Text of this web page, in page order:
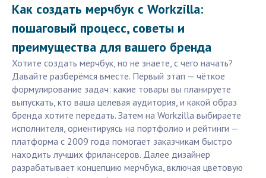
Как создать мерчбук с Workzilla:
пошаговый процесс, советы и
преимущества для вашего бренда
Хотите создать мерчбук, но не знаете, с чего начать?
Давайте разберёмся вместе. Первый этап — чёткое
формулирование задач: какие товары вы планируете
выпускать, кто ваша целевая аудитория, и какой образ
бренда хотите передать. Затем на Workzilla выбираете
исполнителя, ориентируясь на портфолио и рейтинги —
платформa с 2009 года помогает заказчикам быстро
находить лучших фрилансеров. Далее дизайнер
разрабатывает концепцию мерчбука, включая цветовую